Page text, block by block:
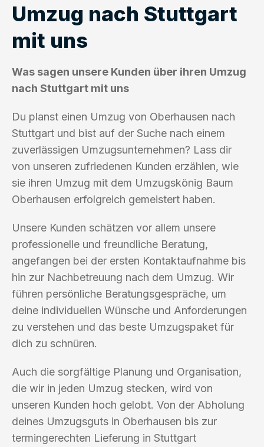
Umzug nach Stuttgart
mit uns
Was sagen unsere Kunden über ihren Umzug
nach Stuttgart mit uns
Du planst einen Umzug von Oberhausen nach
Stuttgart und bist auf der Suche nach einem
zuverlässigen Umzugsunternehmen? Lass dir
von unseren zufriedenen Kunden erzählen, wie
sie ihren Umzug mit dem Umzugskönig Baum
Oberhausen erfolgreich gemeistert haben.
Unsere Kunden schätzen vor allem unsere
professionelle und freundliche Beratung,
angefangen bei der ersten Kontaktaufnahme bis
hin zur Nachbetreuung nach dem Umzug. Wir
führen persönliche Beratungsgespräche, um
deine individuellen Wünsche und Anforderungen
zu verstehen und das beste Umzugspaket für
dich zu schnüren.
Auch die sorgfältige Planung und Organisation,
die wir in jeden Umzug stecken, wird von
unseren Kunden hoch gelobt. Von der Abholung
deines Umzugsguts in Oberhausen bis zur
termingerechten Lieferung in Stuttgart